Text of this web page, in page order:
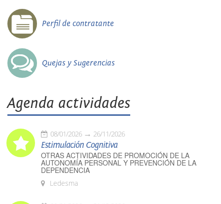
Perfil de contratante
Quejas y Sugerencias
Agenda actividades
08/01/2026 26/11/2026
Estimulación Cognitiva
OTRAS ACTIVIDADES DE PROMOCIÓN DE LA
AUTONOMÍA PERSONAL Y PREVENCIÓN DE LA
DEPENDENCIA
Ledesma